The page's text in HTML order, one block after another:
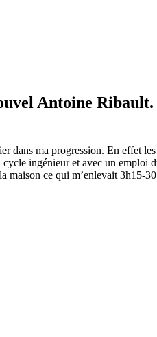
Antoine Ribault.
dans ma progression. En effet
ingénieur et avec un emploi
maison ce qui m’enlevait 3h15-